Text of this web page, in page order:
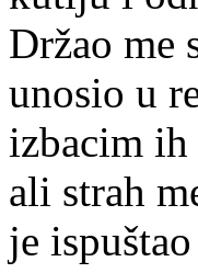
Držao me
unosio u
izbacim
ali strah
je